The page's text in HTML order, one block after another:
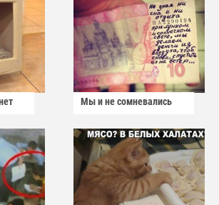
Мы и не сомневались